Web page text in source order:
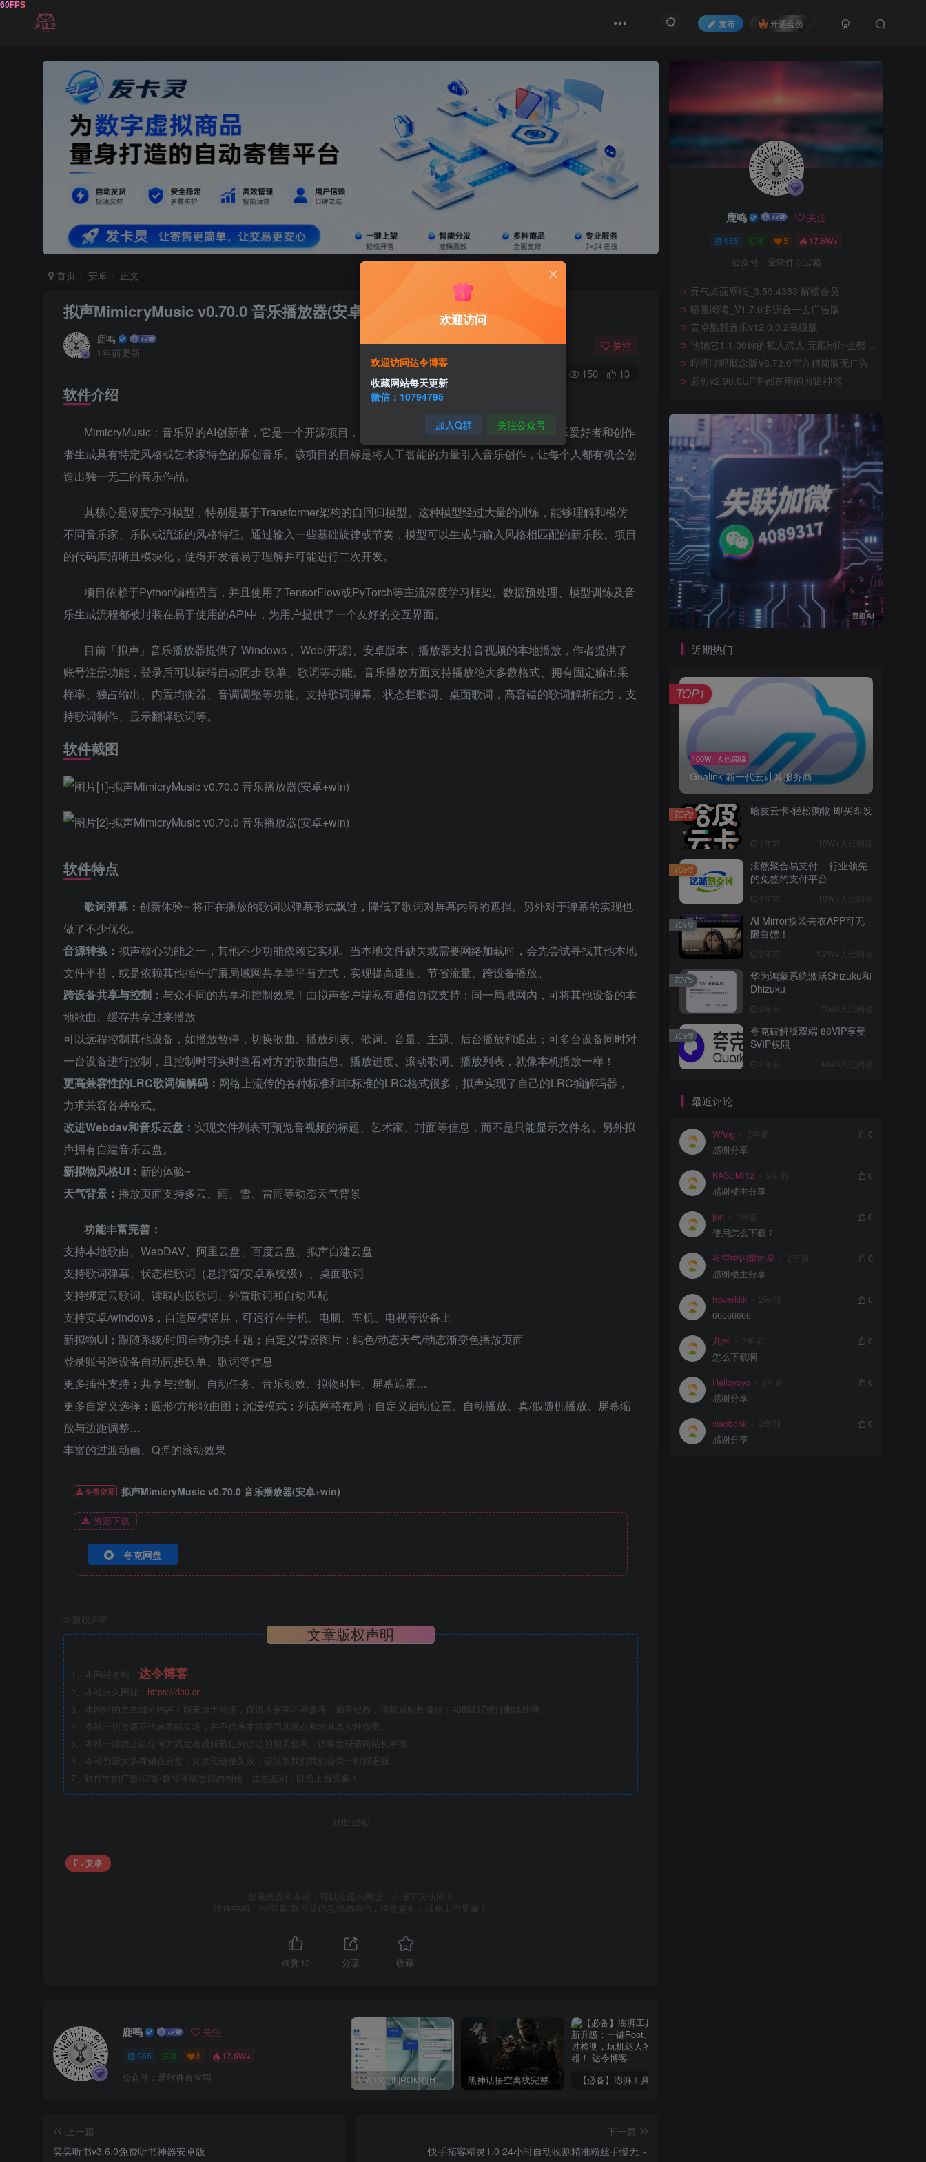
发布 开通会员
首页 安卓 正文
拟声MimicryMusic v0.70.0 音乐播放器(安卓+win)
鹿鸣
1年前更新
关注
150 13
软件介绍
MimicryMusic：音乐界的AI创新者，它是一个开源项目，利用先进的机器学习技术，致力于帮助音乐爱好者和创作
者生成具有特定风格或艺术家特色的原创音乐。该项目的目标是将人工智能的力量引入音乐创作，让每个人都有机会创
造出独一无二的音乐作品。
其核心是深度学习模型，特别是基于Transformer架构的自回归模型。这种模型经过大量的训练，能够理解和模仿
不同音乐家、乐队或流派的风格特征。通过输入一些基础旋律或节奏，模型可以生成与输入风格相匹配的新乐段。项目
的代码库清晰且模块化，使得开发者易于理解并可能进行二次开发。
项目依赖于Python编程语言，并且使用了TensorFlow或PyTorch等主流深度学习框架。数据预处理、模型训练及音
乐生成流程都被封装在易于使用的API中，为用户提供了一个友好的交互界面。
目前「拟声」音乐播放器提供了 Windows 、Web(开源)、安卓版本，播放器支持音视频的本地播放，作者提供了
账号注册功能，登录后可以获得自动同步 歌单、歌词等功能。音乐播放方面支持播放绝大多数格式、拥有固定输出采
样率、独占输出、内置均衡器、音调调整等功能。支持歌词弹幕、状态栏歌词、桌面歌词，高容错的歌词解析能力，支
持歌词制作、显示翻译歌词等。
软件截图
软件特点
歌词弹幕： 创新体验~ 将正在播放的歌词以弹幕形式飘过，降低了歌词对屏幕内容的遮挡。另外对于弹幕的实现也
做了不少优化。
音源转换： 拟声核心功能之一，其他不少功能依赖它实现。当本地文件缺失或需要网络加载时，会先尝试寻找其他本地
文件平替，或是依赖其他插件扩展局域网共享等平替方式，实现提高速度、节省流量、跨设备播放。
跨设备共享与控制： 与众不同的共享和控制效果！由拟声客户端私有通信协议支持：同一局域网内，可将其他设备的本
地歌曲、缓存共享过来播放
可以远程控制其他设备，如播放暂停，切换歌曲、播放列表、歌词、音量、主题、后台播放和退出；可多台设备同时对
一台设备进行控制，且控制时可实时查看对方的歌曲信息、播放进度、滚动歌词、播放列表，就像本机播放一样！
更高兼容性的LRC歌词编解码： 网络上流传的各种标准和非标准的LRC格式很多，拟声实现了自己的LRC编解码器，
力求兼容各种格式。
改进Webdav和音乐云盘： 实现文件列表可预览音视频的标题、艺术家、封面等信息，而不是只能显示文件名。另外拟
声拥有自建音乐云盘。
新拟物风格UI： 新的体验~
天气背景： 播放页面支持多云、雨、雪、雷雨等动态天气背景
功能丰富完善：
支持本地歌曲、WebDAV、阿里云盘、百度云盘、拟声自建云盘
支持歌词弹幕、状态栏歌词（悬浮窗/安卓系统级）、桌面歌词
支持绑定云歌词、读取内嵌歌词、外置歌词和自动匹配
支持安卓/windows，自适应横竖屏，可运行在手机、电脑、车机、电视等设备上
新拟物UI；跟随系统/时间自动切换主题；自定义背景图片；纯色/动态天气/动态渐变色播放页面
登录账号跨设备自动同步歌单、歌词等信息
更多插件支持；共享与控制、自动任务、音乐动效、拟物时钟、屏幕遮罩…
更多自定义选择；圆形/方形歌曲图；沉浸模式；列表网格布局；自定义启动位置、自动播放、真/假随机播放、屏幕缩
放与边距调整…
丰富的过渡动画、Q弹的滚动效果
免费资源 拟声MimicryMusic v0.70.0 音乐播放器(安卓+win)
资源下载
夸克网盘
版权声明
文章版权声明
1、本网站名称： 达令博客
2、本站永久网址： https://da0.cn
3、本网站的文章部分内容可能来源于网络，仅供大家学习与参考，如有侵权，请联系站长微信：4089317进行删除处理。
4、本站一切资源不代表本站立场，并不代表本站赞同其观点和对其真实性负责。
5、本站一律禁止以任何方式发布或转载任何违法的相关信息，访客发现请向站长举报
6、本站资源大多存储在云盘，如发现链接失效，请联系我们我们会第一时间更新。
7、软件中的广告/弹窗/群号等信息切勿相信，注意鉴别，以免上当受骗！
THE END
安卓
如果您喜欢本站，可以收藏本网址，方便下次访问！
软件中的广告/弹窗/群号等信息切勿相信，注意鉴别，以免上当受骗！
点赞 13 分享 收藏
鹿鸣 关注
965 0 5 17.6W+
公众号：爱软件百宝箱 VMOS定制ROM包HnciseOS9.6.0兼容解锁 黑神话悟空离线完整版+修改器
上一篇
昊昊听书v3.6.0免费听书神器安卓版
下一篇
快手拓客精灵1.0 24小时自动收割精准粉丝手慢无～
鹿鸣 关注
965 0 5 17.6W+
公众号：爱软件百宝箱
元气桌面壁纸_3.59.4383 解锁会员
猫番阅读_V1.7.0多源合一去广告版
安卓酷我音乐v12.0.0.2高级版
他她它1.1.30你的私人恋人 无限制什么都可以聊
哔哩哔哩概念版V8.72.0官方精简版无广告
必剪v2.90.0UP主都在用的剪辑神器
近期热门
100W+人已阅读
Gualink-新一代云计算服务商
TOP1
哈皮云卡-轻松购物 即买即发
1年前 10W+人已阅读
TOP2
泫然聚合易支付 – 行业领先
的免签约支付平台
1年前 10W+人已阅读
TOP3
AI Mirror换装去衣APP可无
限白嫖！
2年前 1.2W+人已阅读
TOP4
华为鸿蒙系统激活Shizuku和
Dhizuku
2年前 7048人已阅读
TOP5
夸克破解版双端 88VIP享受
SVIP权限
2年前 4048人已阅读
TOP6
最近评论
WAng 2年前
0
感谢分享
KASUMI12 2年前
0
感谢楼主分享
joe 2年前
0
使用怎么下载？
夜空中闪耀的星 2年前
0
感谢楼主分享
froverkkk 2年前
0
66666666
几米 2年前
0
怎么下载啊
Helloyoyo 2年前
0
感谢分享
xiaobohk 2年前
0
感谢分享
欢迎访问
欢迎访问达令博客
收藏网站每天更新
微信：10794795
加入Q群 关注公众号